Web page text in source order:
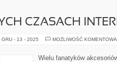
CZASACH
GRU - 13 - 2025 MOŻLIWOŚĆ
Wielu fanatyków